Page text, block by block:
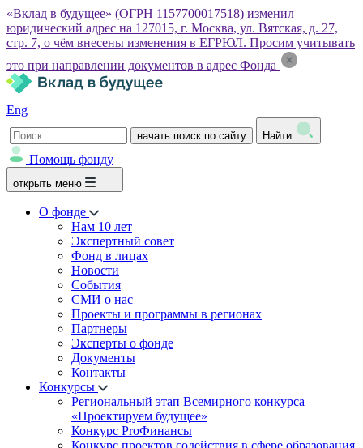
«Вклад в будущее» (ОГРН 1157700017518) изменил
юридический адрес на 127015, г. Москва, ул. Вятская, д. 27,
стр. 7, о чём внесены изменения в ЕГРЮЛ. Просим учитывать
это при направлении документов в адрес Фонда
Eng
начать поиск по сайту Найти
Помощь фонду
открыть меню
О фонде
Нам 10 лет
Экспертный совет
Фонд в лицах
Новости
События
СМИ о нас
Проекты и программы в регионах
Партнеры
Эксперты о фонде
Документы
Контакты
Конкурсы
Региональный этап Всемирного конкурса
«Проектируем будущее»
Конкурс ProФинансы
Конкурс проектов содействия в сфере образования